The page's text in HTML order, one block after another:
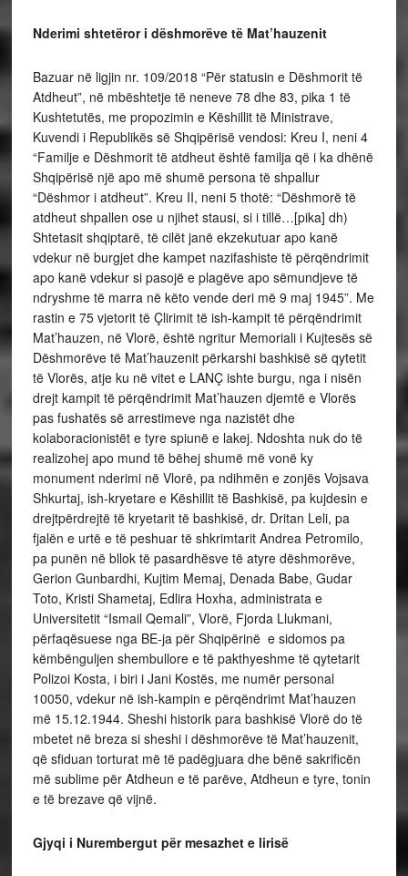
Nderimi shtetëror i dëshmorëve të Mat’hauzenit
Bazuar në ligjin nr. 109/2018 “Për statusin e Dëshmorit të
Atdheut”, në mbështetje të neneve 78 dhe 83, pika 1 të
Kushtetutës, me propozimin e Këshillit të Ministrave,
Kuvendi i Republikës së Shqipërisë vendosi: Kreu I, neni 4
“Familje e Dëshmorit të atdheut është familja që i ka dhënë
Shqipërisë një apo më shumë persona të shpallur
“Dëshmor i atdheut”. Kreu II, neni 5 thotë: “Dëshmorë të
atdheut shpallen ose u njihet stausi, si i tillë…[pika] dh)
Shtetasit shqiptarë, të cilët janë ekzekutuar apo kanë
vdekur në burgjet dhe kampet nazifashiste të përqëndrimit
apo kanë vdekur si pasojë e plagëve apo sëmundjeve të
ndryshme të marra në këto vende deri më 9 maj 1945”. Me
rastin e 75 vjetorit të Çlirimit të ish-kampit të përqëndrimit
Mat’hauzen, në Vlorë, është ngritur Memoriali i Kujtesës së
Dëshmorëve të Mat’hauzenit përkarshi bashkisë së qytetit
të Vlorës, atje ku në vitet e LANÇ ishte burgu, nga i nisën
drejt kampit të përqëndrimit Mat’hauzen djemtë e Vlorës
pas fushatës së arrestimeve nga nazistët dhe
kolaboracionistët e tyre spiunë e lakej. Ndoshta nuk do të
realizohej apo mund të bëhej shumë më vonë ky
monument nderimi në Vlorë, pa ndihmën e zonjës Vojsava
Shkurtaj, ish-kryetare e Këshillit të Bashkisë, pa kujdesin e
drejtpërdrejtë të kryetarit të bashkisë, dr. Dritan Leli, pa
fjalën e urtë e të peshuar të shkrimtarit Andrea Petromilo,
pa punën në bllok të pasardhësve të atyre dëshmorëve,
Gerion Gunbardhi, Kujtim Memaj, Denada Babe, Gudar
Toto, Kristi Shametaj, Edlira Hoxha, administrata e
Universitetit “Ismail Qemali”, Vlorë, Fjorda Llukmani,
përfaqësuese nga BE-ja për Shqipërinë e sidomos pa
këmbënguljen shembullore e të pakthyeshme të qytetarit
Polizoi Kosta, i biri i Jani Kostës, me numër personal
10050, vdekur në ish-kampin e përqëndrimt Mat’hauzen
më 15.12.1944. Sheshi historik para bashkisë Vlorë do të
mbetet në breza si sheshi i dëshmorëve të Mat’hauzenit,
që sfiduan torturat më të padëgjuara dhe bënë sakrificën
më sublime për Atdheun e të parëve, Atdheun e tyre, tonin
e të brezave që vijnë.
Gjyqi i Nurembergut për mesazhet e lirisë